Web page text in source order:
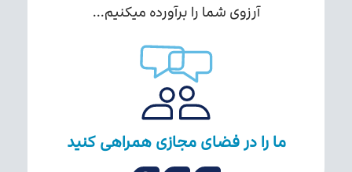
آرزوی شما را برآورده میکنیم...
ما را در فضای مجازی همراهی کنید